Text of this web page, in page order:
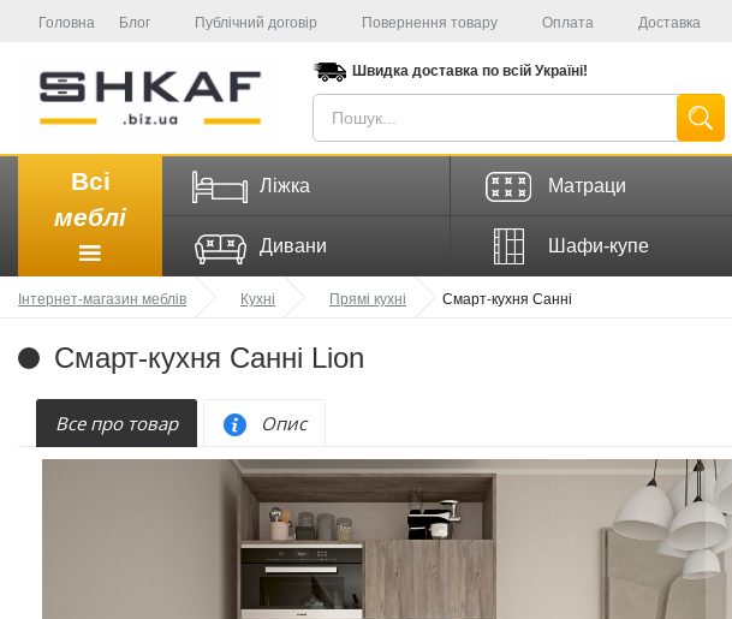
Головна Блог Публічний договір Повернення товару Оплата Доставка
Швидка доставка по всій Україні!
Всі
меблі
Ліжка Матраци
Дивани Шафи-купе
Інтернет-магазин меблів Кухні Прямі кухні Смарт-кухня Санні
Смарт-кухня Санні Lion
Все про товар Опис